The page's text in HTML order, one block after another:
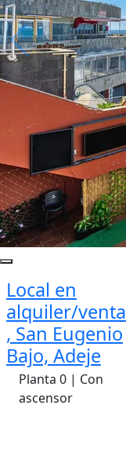
Local en
alquiler/venta
, San Eugenio
Bajo, Adeje
Planta 0 | Con
ascensor